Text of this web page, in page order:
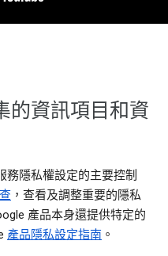
的資訊項目和資
務隱私權設定的主要控制
，查看及調整重要的隱私
產品本身還提供特定的
產品隱私設定指南 。